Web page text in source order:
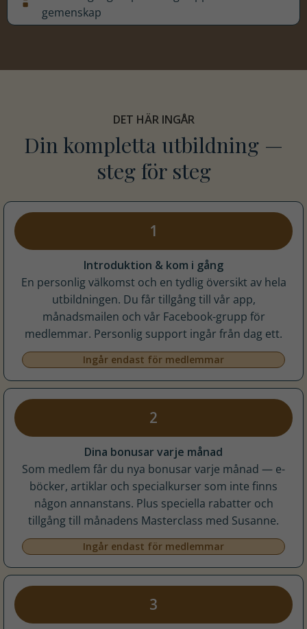
gemenskap
DET HÄR INGÅR
Din kompletta utbildning —
steg för steg
1
Introduktion & kom i gång
En personlig välkomst och en tydlig översikt av hela
utbildningen. Du får tillgång till vår app,
månadsmailen och vår Facebook-grupp för
medlemmar. Personlig support ingår från dag ett.
Ingår endast för medlemmar
2
Dina bonusar varje månad
Som medlem får du nya bonusar varje månad — e-
böcker, artiklar och specialkurser som inte finns
någon annanstans. Plus speciella rabatter och
tillgång till månadens Masterclass med Susanne.
Ingår endast för medlemmar
3